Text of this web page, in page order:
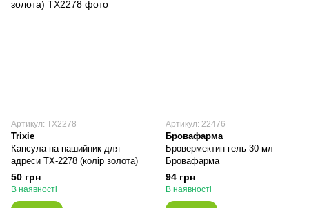
Артикул: TX2278
Trixie
Капсула на нашийник для
адреси ТХ-2278 (колір золота)
50 грн
В наявності
Артикул: 22476
Бровафарма
Бровермектин гель 30 мл
Бровафарма
94 грн
В наявності